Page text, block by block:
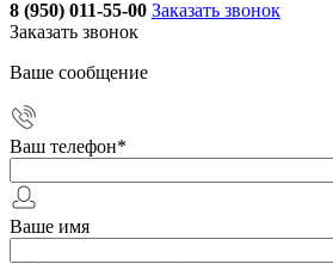
8 (950) 011-55-00 Заказать звонок
Заказать звонок
Ваше сообщение
Ваш телефон*
Ваше имя